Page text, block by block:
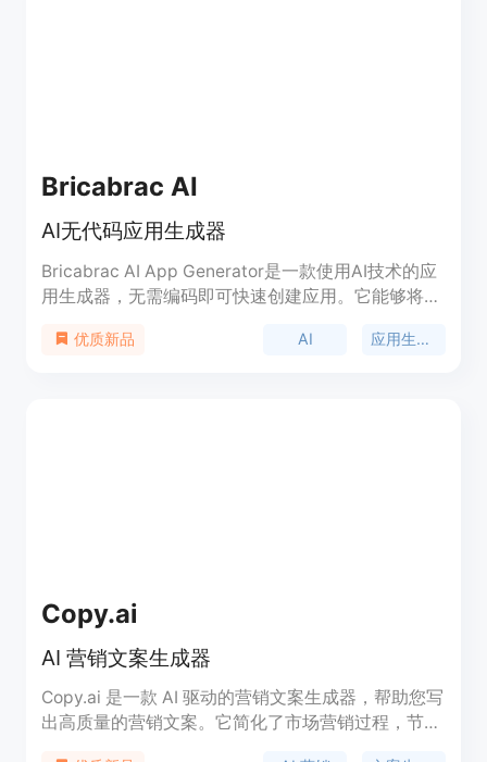
Bricabrac AI
AI无代码应用生成器
Bricabrac AI App Generator是一款使用AI技术的应
用生成器，无需编码即可快速创建应用。它能够将文
ChatGPT的技术来创建应用，不需要编程知识，就可
优质新品 AI 应用生成器
Copy.ai
AI 营销文案生成器
Copy.ai 是一款 AI 驱动的营销文案生成器，帮助您写
出高质量的营销文案。它简化了市场营销过程，节省